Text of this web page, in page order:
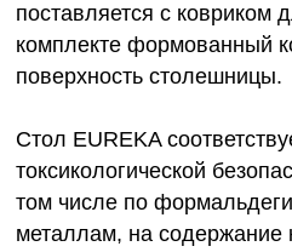
поставляется с ковриком
комплекте формованный
поверхность столешницы.
Стол EUREKA
токсикологической
том числе по
металлам, на содержание